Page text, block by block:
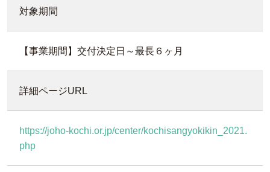
対象期間
【事業期間】交付決定日～最長６ヶ月
詳細ページURL
https://joho-kochi.or.jp/center/kochisangyokikin_2021.
php